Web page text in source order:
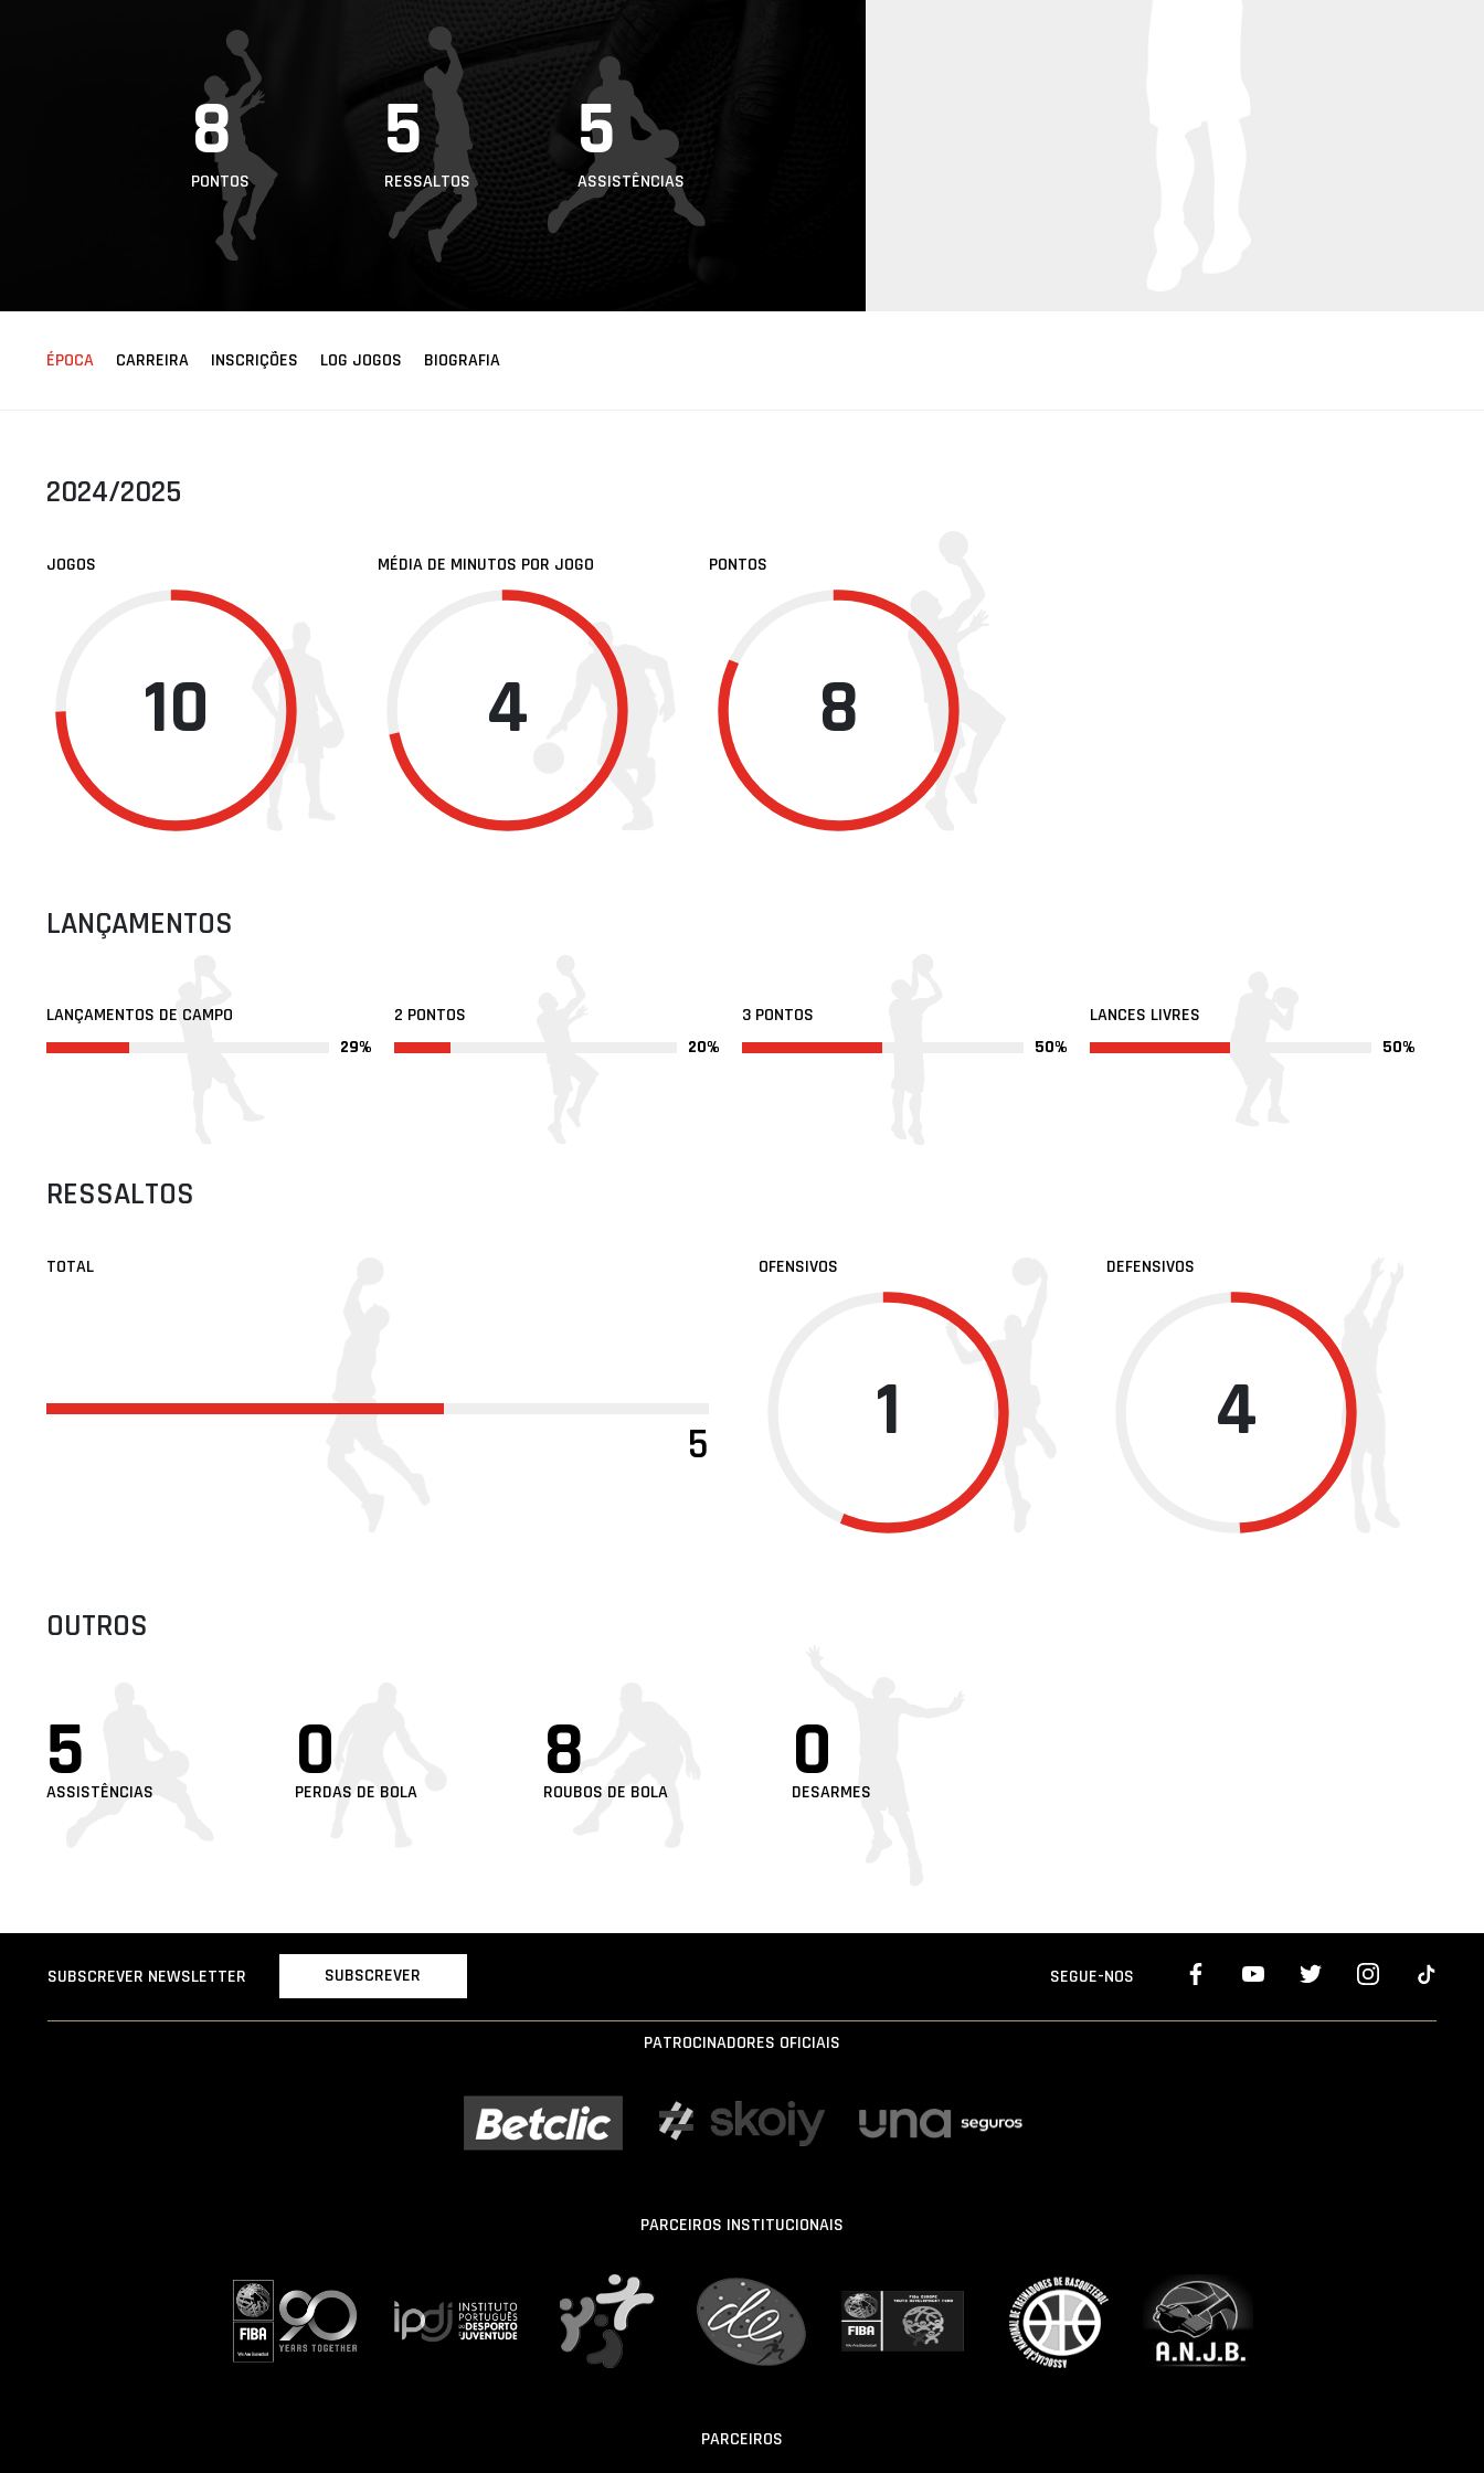
ÁREA TÉCNICA
8
PONTOS
5
RESSALTOS
5
ASSISTÊNCIAS
ÉPOCA CARREIRA INSCRIÇÕES LOG JOGOS BIOGRAFIA
2024/2025
JOGOS
10
MÉDIA DE MINUTOS POR JOGO
4
PONTOS
8
LANÇAMENTOS
LANÇAMENTOS DE CAMPO
29%
2 PONTOS
20%
3 PONTOS
50%
LANCES LIVRES
50%
RESSALTOS
TOTAL
5
OFENSIVOS
1
DEFENSIVOS
4
OUTROS
5
ASSISTÊNCIAS 0
PERDAS DE BOLA 8
ROUBOS DE BOLA 0
DESARMES
SUBSCREVER NEWSLETTER SUBSCREVER SEGUE-NOS
PATROCINADORES OFICIAIS
PARCEIROS INSTITUCIONAIS
PARCEIROS